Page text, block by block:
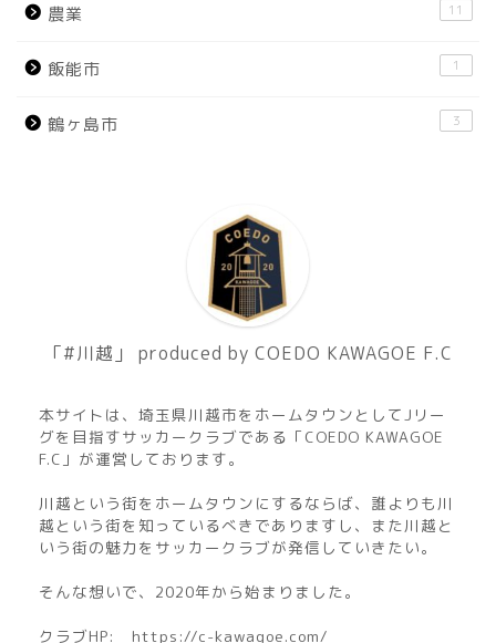
農業 11
飯能市 1
鶴ヶ島市 3
「#川越」 produced by COEDO KAWAGOE F.C
本サイトは、埼玉県川越市をホームタウンとしてJリー
グを目指すサッカークラブである「COEDO KAWAGOE
F.C」が運営しております。
川越という街をホームタウンにするならば、誰よりも川
越という街を知っているべきでありますし、また川越と
いう街の魅力をサッカークラブが発信していきたい。
そんな想いで、2020年から始まりました。
クラブHP: https://c-kawagoe.com/